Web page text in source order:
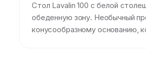
Стол Lavalin 100 с белой
обеденную зону. Необычный
конусообразному основанию,